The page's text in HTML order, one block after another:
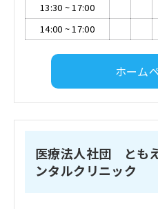
13:30 ~17:00
14:00 ~17:00
ホーム
医療法人社団 とも
ンタルクリニック